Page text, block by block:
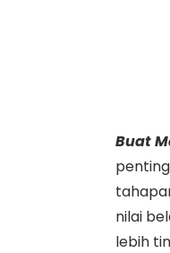
Buat
nilai
lebih